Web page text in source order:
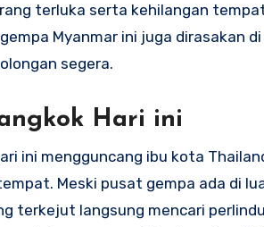
terluka serta kehilangan
Myanmar ini juga dirasakan
segera.
Hari ini
ini mengguncang ibu kota
Meski pusat gempa ada di
terkejut langsung mencari